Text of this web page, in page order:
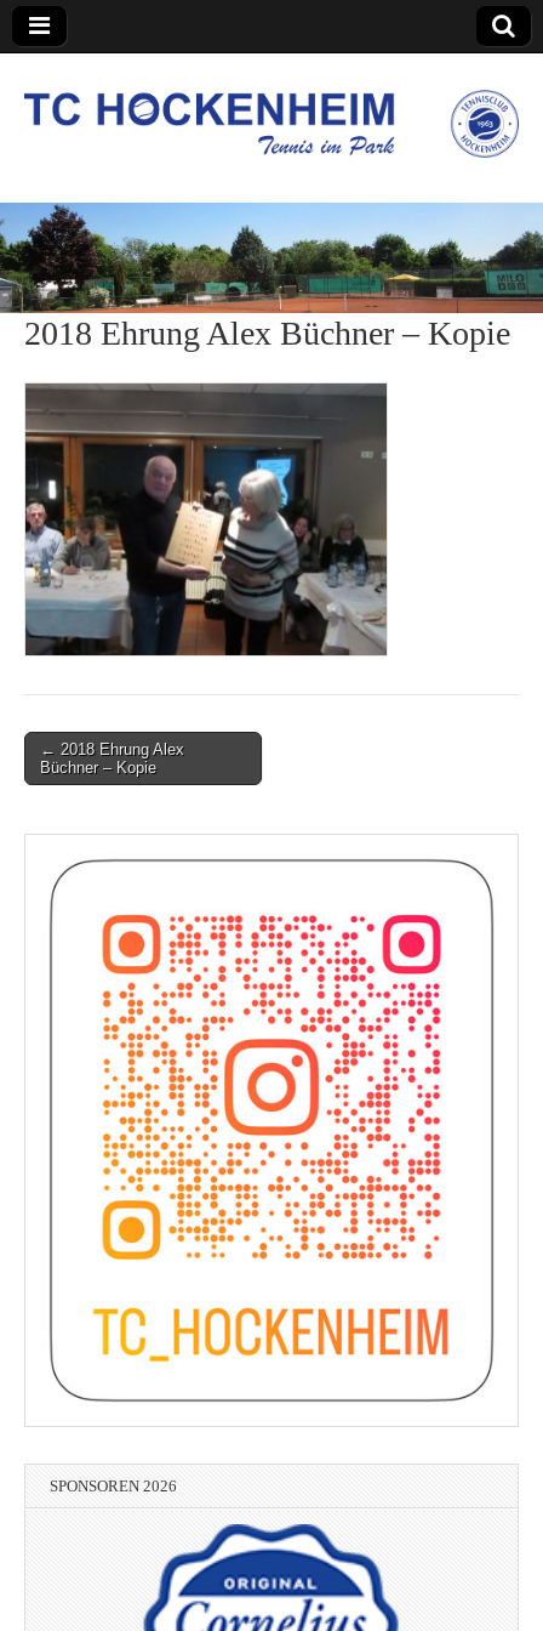
TC Hockenheim
2018 Ehrung Alex Büchner – Kopie
Post
navigation
← 2018 Ehrung Alex
Büchner – Kopie
SPONSOREN 2026